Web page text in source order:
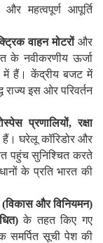
महत्वपूर्ण आपूर्ति
वाहन मोटरों और
के नवीकरणीय ऊर्जा
हैं। केंद्रीय बजट में
राज्य इस ओर परिवर्तन
प्रणालियों,रक्षा
हैं। घरेलू कॉरिडोर और
पहुंच सुनिश्चित करते
के प्रति भारत की
और विनियमन)
के तहत किए गए
समर्पित सूची पेश की